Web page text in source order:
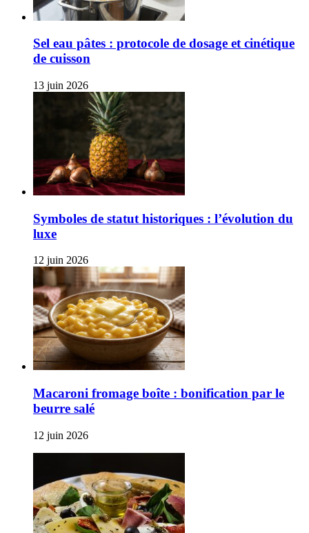
Sel eau pâtes : protocole de dosage et cinétique
de cuisson
13 juin 2026
Symboles de statut historiques : l’évolution du
luxe
12 juin 2026
Macaroni fromage boîte : bonification par le
beurre salé
12 juin 2026